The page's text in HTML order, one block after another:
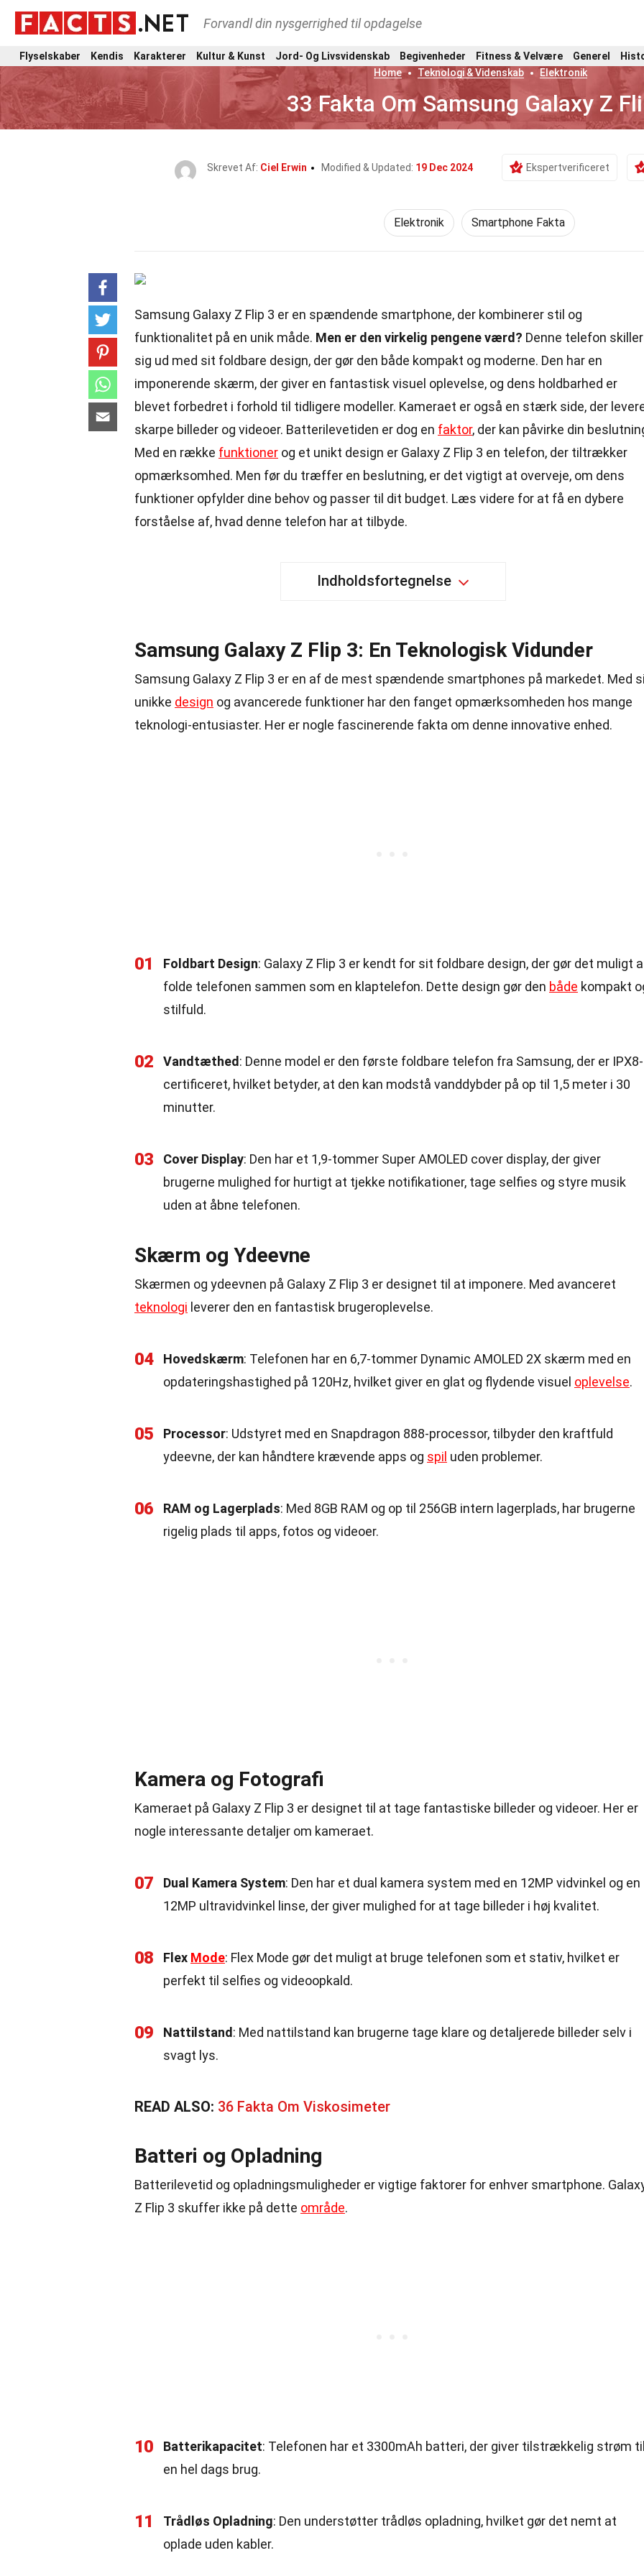
Forvandl din nysgerrighed til opdagelse
Flyselskaber Kendis Karakterer Kultur & Kunst Jord- Og Livsvidenskab Begivenheder Fitness & Velvære Generel
Home
Teknologi & Videnskab Elektronik
33 Fakta Om Samsung Galaxy Z
Skrevet Af: Ciel Erwin Modified & Updated: 19 Dec 2024 Ekspertverificeret
Elektronik Smartphone Fakta
Samsung Galaxy Z Flip 3 er en spændende smartphone, der kombinerer stil og
funktionalitet på en unik måde. Men er den virkelig pengene værd? Denne telefon skiller
sig ud med sit foldbare design, der gør den både kompakt og moderne. Den har en
imponerende skærm, der giver en fantastisk visuel oplevelse, og dens holdbarhed er
blevet forbedret i forhold til tidligere modeller. Kameraet er også en stærk side, der
skarpe billeder og videoer. Batterilevetiden er dog en faktor, der kan påvirke din
Med en række funktioner og et unikt design er Galaxy Z Flip 3 en telefon, der tiltrækker
opmærksomhed. Men før du træffer en beslutning, er det vigtigt at overveje, om dens
funktioner opfylder dine behov og passer til dit budget. Læs videre for at få en dybere
forståelse af, hvad denne telefon har at tilbyde.
Indholdsfortegnelse
Samsung Galaxy Z Flip 3: En Teknologisk Vidunder
Samsung Galaxy Z Flip 3 er en af de mest spændende smartphones på markedet. Med
unikke design og avancerede funktioner har den fanget opmærksomheden hos mange
teknologi-entusiaster. Her er nogle fascinerende fakta om denne innovative enhed.
01 Foldbart Design: Galaxy Z Flip 3 er kendt for sit foldbare design, der gør det muligt
folde telefonen sammen som en klaptelefon. Dette design gør den både kompakt
stilfuld.
02 Vandtæthed : Denne model er den første foldbare telefon fra Samsung, der er IPX8-
certificeret, hvilket betyder, at den kan modstå vanddybder på op til 1,5 meter i 30
minutter.
03 Cover Display: Den har et 1,9-tommer Super AMOLED cover display, der giver
brugerne mulighed for hurtigt at tjekke notifikationer, tage selfies og styre musik
uden at åbne telefonen.
Skærm og Ydeevne
Skærmen og ydeevnen på Galaxy Z Flip 3 er designet til at imponere. Med avanceret
teknologi leverer den en fantastisk brugeroplevelse.
04 Hovedskærm: Telefonen har en 6,7-tommer Dynamic AMOLED 2X skærm med en
opdateringshastighed på 120Hz, hvilket giver en glat og flydende visuel oplevelse.
05 Processor: Udstyret med en Snapdragon 888-processor, tilbyder den kraftfuld
ydeevne, der kan håndtere krævende apps og spil uden problemer.
06 RAM og Lagerplads: Med 8GB RAM og op til 256GB intern lagerplads, har brugerne
rigelig plads til apps, fotos og videoer.
Kamera og Fotografi
Kameraet på Galaxy Z Flip 3 er designet til at tage fantastiske billeder og videoer. Her er
nogle interessante detaljer om kameraet.
07 Dual Kamera System: Den har et dual kamera system med en 12MP vidvinkel og en
12MP ultravidvinkel linse, der giver mulighed for at tage billeder i høj kvalitet.
08 Flex Mode: Flex Mode gør det muligt at bruge telefonen som et stativ, hvilket er
perfekt til selfies og videoopkald.
09 Nattilstand : Med nattilstand kan brugerne tage klare og detaljerede billeder selv i
svagt lys.
READ ALSO: 36 Fakta Om Viskosimeter
Batteri og Opladning
Batterilevetid og opladningsmuligheder er vigtige faktorer for enhver smartphone.
Z Flip 3 skuffer ikke på dette område.
10 Batterikapacitet: Telefonen har et 3300mAh batteri, der giver tilstrækkelig strøm
en hel dags brug.
11 Trådløs Opladning: Den understøtter trådløs opladning, hvilket gør det nemt at
oplade uden kabler.